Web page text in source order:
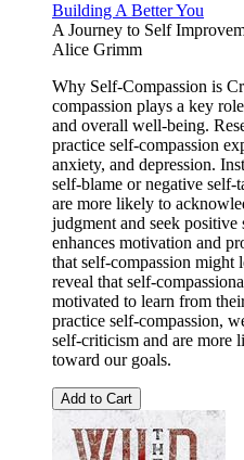
Building A Better You
A Journey to Self
Alice Grimm
Why Self-Compassion is
compassion plays a key
and overall well-being.
practice self-compassion
anxiety, and depression.
self-blame or negative self-
are more likely to
judgment and seek
enhances motivation and
that self-compassion might
reveal that self-
motivated to learn from
practice self-compassion,
self-criticism and are more
toward our goals.
Add to Cart